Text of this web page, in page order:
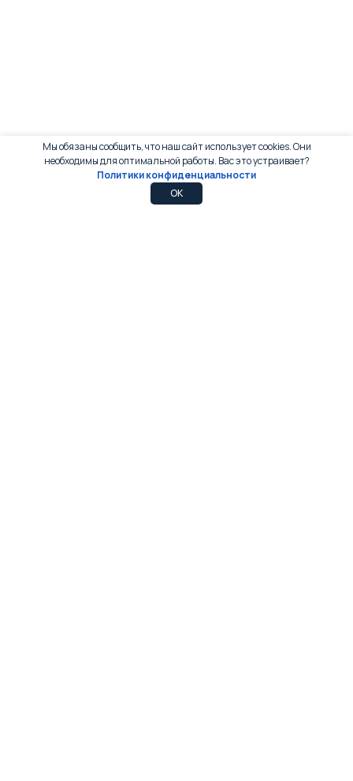
Мы обязаны сообщить, что наш сайт использует cookies. Они
необходимы для оптимальной работы. Вас это устраивает?
Политики конфиденциальности
OK